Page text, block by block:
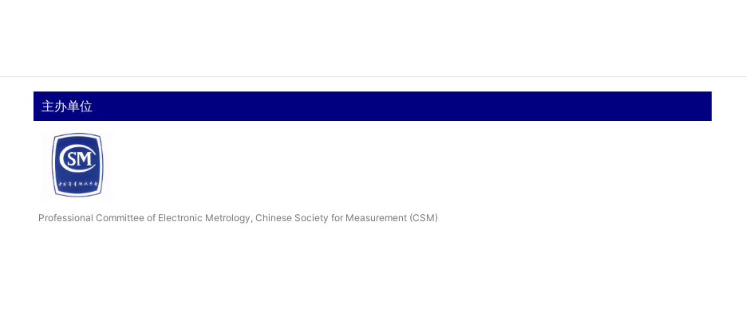
主办单位
Professional Committee of Electronic Metrology, Chinese Society for Measurement (CSM)